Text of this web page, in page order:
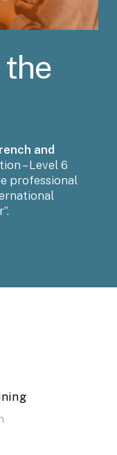
the
and
– Level 6
professional
en place des
aux
d’y détecter
un
rapidement